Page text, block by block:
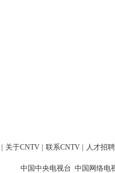
关于CNTV 联系CNTV 人才招聘
中国中央电视台 中国网络电